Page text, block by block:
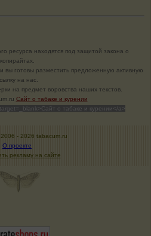
ресурса находятся под защитой закона о
копирайтах.
вы готовы разместить предложенную активную
на нас.
на предмет воровства наших текстов.
Сайт о табаке и курении
о табаке и курении</a>
- 2026 tabacum.ru
О проекте
рекламу на сайте